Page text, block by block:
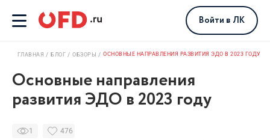
Войти в ЛК
ГЛАВНАЯ БЛОГ ОБЗОРЫ ОСНОВНЫЕ НАПРАВЛЕНИЯ РАЗВИТИЯ ЭДО В 2023 ГОДУ
Основные направления
развития ЭДО в 2023 году
1
476